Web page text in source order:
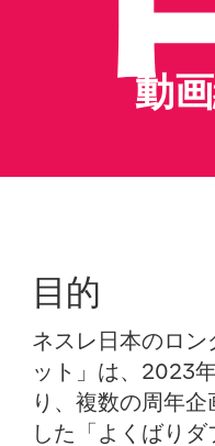
動
目的
ネスレ日本のロン
ット」は、2023
り、複数の周年
した「よくばり